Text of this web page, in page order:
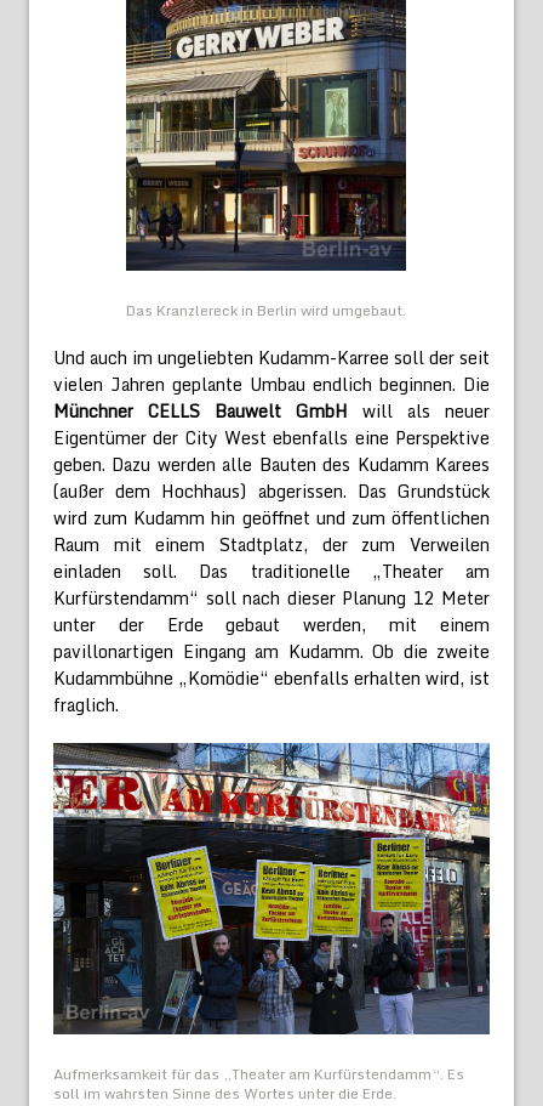
Das Kranzlereck in Berlin wird umgebaut.
Und auch im ungeliebten Kudamm-Karree soll der seit
vielen Jahren geplante Umbau endlich beginnen. Die
Münchner CELLS Bauwelt GmbH will als neuer
Eigentümer der City West ebenfalls eine Perspektive
geben. Dazu werden alle Bauten des Kudamm Karees
(außer dem Hochhaus) abgerissen. Das Grundstück
wird zum Kudamm hin geöffnet und zum öffentlichen
Raum mit einem Stadtplatz, der zum Verweilen
einladen soll. Das traditionelle „Theater am
Kurfürstendamm“ soll nach dieser Planung 12 Meter
unter der Erde gebaut werden, mit einem
pavillonartigen Eingang am Kudamm. Ob die zweite
Kudammbühne „Komödie“ ebenfalls erhalten wird, ist
fraglich.
Aufmerksamkeit für das „Theater am Kurfürstendamm“. Es
soll im wahrsten Sinne des Wortes unter die Erde.